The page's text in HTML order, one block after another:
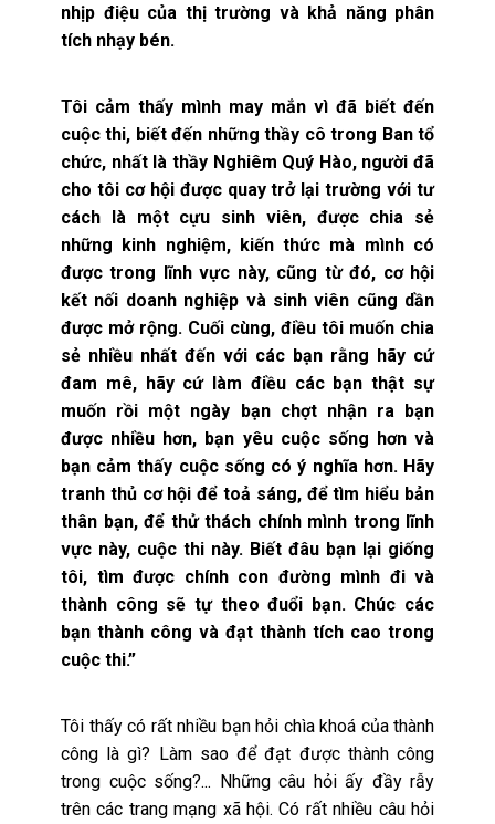
nhịp điệu của thị trường và khả năng phân
tích nhạy bén.
Tôi cảm thấy mình may mắn vì đã biết đến
cuộc thi, biết đến những thầy cô trong Ban tổ
chức, nhất là thầy Nghiêm Quý Hào, người đã
cho tôi cơ hội được quay trở lại trường với tư
cách là một cựu sinh viên, được chia sẻ
những kinh nghiệm, kiến thức mà mình có
được trong lĩnh vực này, cũng từ đó, cơ hội
kết nối doanh nghiệp và sinh viên cũng dần
được mở rộng. Cuối cùng, điều tôi muốn chia
sẻ nhiều nhất đến với các bạn rằng hãy cứ
đam mê, hãy cứ làm điều các bạn thật sự
muốn rồi một ngày bạn chợt nhận ra bạn
được nhiều hơn, bạn yêu cuộc sống hơn và
bạn cảm thấy cuộc sống có ý nghĩa hơn. Hãy
tranh thủ cơ hội để toả sáng, để tìm hiểu bản
thân bạn, để thử thách chính mình trong lĩnh
vực này, cuộc thi này. Biết đâu bạn lại giống
tôi, tìm được chính con đường mình đi và
thành công sẽ tự theo đuổi bạn. Chúc các
bạn thành công và đạt thành tích cao trong
cuộc thi.”
Tôi thấy có rất nhiều bạn hỏi chìa khoá của thành
công là gì? Làm sao để đạt được thành công
trong cuộc sống?... Những câu hỏi ấy đầy rẫy
trên các trang mạng xã hội. Có rất nhiều câu hỏi